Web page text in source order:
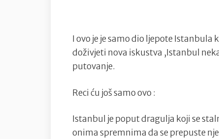
I ovo je je samo dio ljepote
doživjeti nova iskustva ,Istanbul
putovanje.
Reci ću još samo ovo :
Istanbul je poput dragulja koji se
onima spremnima da se prepuste